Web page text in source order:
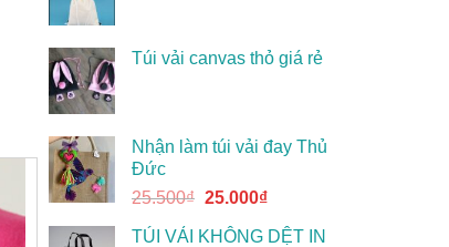
Túi vải canvas thỏ giá rẻ
Nhận làm túi vải đay Thủ
Đức
25.500₫ 25.000₫
TÚI VẢI KHÔNG DỆT IN